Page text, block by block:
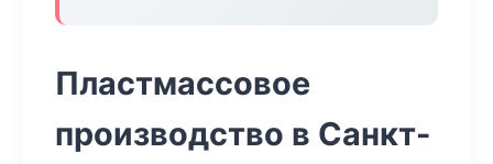
Пластмассовое
производство в Санкт-